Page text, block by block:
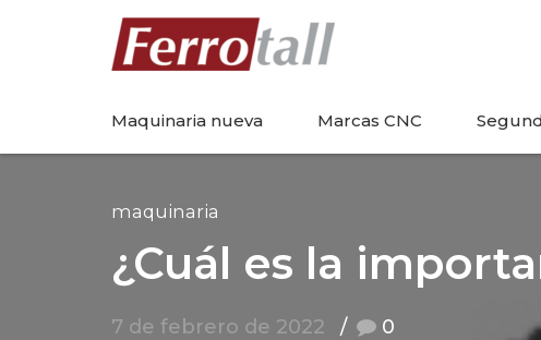
Maquinaria nueva Marcas CNC
maquinaria
¿Cuál es la
7 de febrero de 2022 0